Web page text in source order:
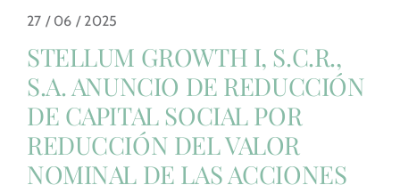
27 / 06 / 2025
STELLUM GROWTH I, S.C.R.,
S.A. ANUNCIO DE REDUCCIÓN
DE CAPITAL SOCIAL POR
REDUCCIÓN DEL VALOR
NOMINAL DE LAS ACCIONES